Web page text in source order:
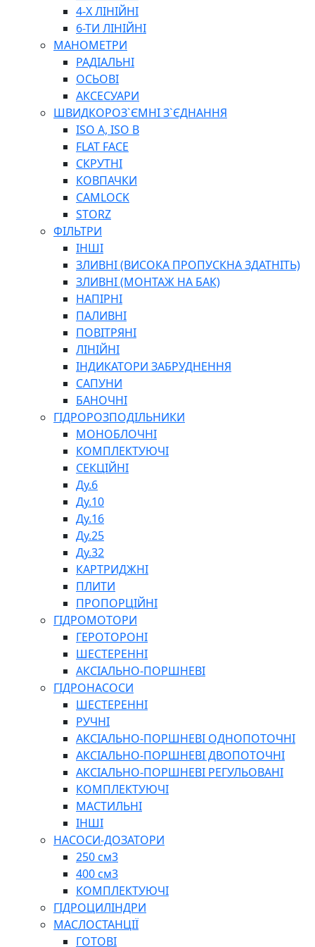
ПЛОСКОГУБЦІ
ВИКРУТКИ
КЛЮЧІ
ГОЛОВКИ, ТРІЩАТКИ, ВОРОТКИ, ПЕРЕХІДНИКИ
ЗУБИЛА, МОЛОТКИ, СОКИРИ, СТАМЕСКИ, ДОЛОТА
СТРУПЦИНИ, ЛЕЩАТА
ВИМІРЮВАЛЬНІ ІНСТРУМЕНТИ
БУДІВЕЛЬНИЙ ІНСТРУМЕНТ
ШЛАНГИ
ГОСПОДАРСЬКІ ТОВАРИ
ПНЕВМАТИЧНІ ІНСТРУМЕНТИ
З'ЄДНУВАЛЬНІ ІНСТРУМЕНТИ ТА МАТЕРІАЛИ
ЯЩИКИ, ШАФИ, ТА СУМКИ ДЛЯ ІНСТРУМЕНТІВ
ЗАСОБИ ЗАХИСТУ
СТЕПЛЕРИ, ЗАКЛЕПОЧНИКИ
ГІДРАВЛІЧНІ ІНСТРУМЕНТИ
ТЕХНІЧНА ХІМІЯ
СПЕЦІАЛЬНІ
ОЛИВИ
ГЕРМЕТИКИ
ЗМАЗКИ
КЛЕЇ, ЦЕМЕНТИ, ЕПОКСИДКИ
РЕМОНТ ГІДРОЦИЛІНДРІВ
БОРЕКС, ЕО
4-Х ЛІНІЙНІ
6-ТИ ЛІНІЙНІ
МАНОМЕТРИ
РАДІАЛЬНІ
ОСЬОВІ
АКСЕСУАРИ
ШВИДКОРОЗ`ЄМНІ З`ЄДНАННЯ
ISO A, ISO B
FLAT FACE
СКРУТНІ
КОВПАЧКИ
CAMLOCK
STORZ
ФІЛЬТРИ
ІНШІ
ЗЛИВНІ (ВИСОКА ПРОПУСКНА ЗДАТНІТЬ)
ЗЛИВНІ (МОНТАЖ НА БАК)
НАПІРНІ
ПАЛИВНІ
ПОВІТРЯНІ
ЛІНІЙНІ
ІНДИКАТОРИ ЗАБРУДНЕННЯ
САПУНИ
БАНОЧНІ
ГІДРОРОЗПОДІЛЬНИКИ
МОНОБЛОЧНІ
КОМПЛЕКТУЮЧІ
СЕКЦІЙНІ
Ду.6
Ду.10
Ду.16
Ду.25
Ду.32
КАРТРИДЖНІ
ПЛИТИ
ПРОПОРЦІЙНІ
ГІДРОМОТОРИ
ГЕРОТОРОНІ
ШЕСТЕРЕННІ
АКСІАЛЬНО-ПОРШНЕВІ
ГІДРОНАСОСИ
ШЕСТЕРЕННІ
РУЧНІ
АКСІАЛЬНО-ПОРШНЕВІ ОДНОПОТОЧНІ
АКСІАЛЬНО-ПОРШНЕВІ ДВОПОТОЧНІ
АКСІАЛЬНО-ПОРШНЕВІ РЕГУЛЬОВАНІ
КОМПЛЕКТУЮЧІ
МАСТИЛЬНІ
ІНШІ
НАСОСИ-ДОЗАТОРИ
250 см3
400 см3
КОМПЛЕКТУЮЧІ
ГІДРОЦИЛІНДРИ
МАСЛОСТАНЦІЇ
ГОТОВІ